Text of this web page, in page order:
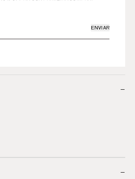
ENVIAR
−
−